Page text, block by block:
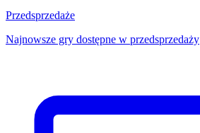
Przedsprzedaże
Najnowsze gry dostępne w przedsprzedaży